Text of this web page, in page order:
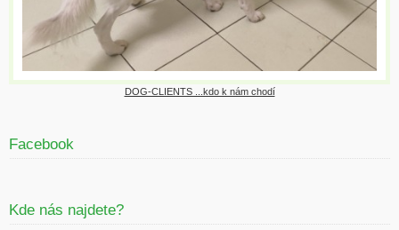
DOG-CLIENTS ...kdo k nám chodí
Facebook
Kde nás najdete?